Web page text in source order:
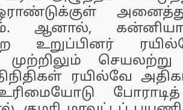
ஆனால்,
உறுப்பினர்
செயலற்று
ரயில்வே
உரிமையோடு